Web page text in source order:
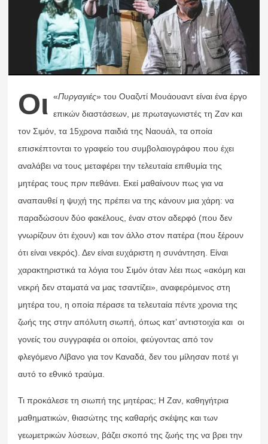
Οι «Πυργαγιές» του Ουαζντί Μουάουαντ είναι ένα έργο
επικών διαστάσεων, με πρωταγωνιστές τη Ζαν και
τον Σιμόν, τα 15χρονα παιδιά της Ναουάλ, τα οποία
επισκέπτονται το γραφείο του συμβολαιογράφου που έχει
αναλάβει να τους μεταφέρει την τελευταία επιθυμία της
μητέρας τους πριν πεθάνει. Εκεί μαθαίνουν πως για να
αναπαυθεί η ψυχή της πρέπει να της κάνουν μια χάρη: να
παραδώσουν δύο φακέλους, έναν στον αδερφό (που δεν
γνωρίζουν ότι έχουν) και τον άλλο στον πατέρα (που ξέρουν
ότι είναι νεκρός). Δεν είναι ευχάριστη η συνάντηση. Είναι
χαρακτηριστικά τα λόγια του Σιμόν όταν λέει πως «ακόμη και
νεκρή δεν σταματά να μας τσαντίζει», αναφερόμενος στη
μητέρα του, η οποία πέρασε τα τελευταία πέντε χρονια της
ζωής της στην απόλυτη σιωπή, όπως κατ’ αντιστοιχία και οι
γονείς του συγγραφέα οι οποίοι, φεύγοντας από τον
φλεγόμενο Λίβανο για τον Καναδά, δεν του μίλησαν ποτέ γι
αυτό το εθνικό τραύμα.
Τι προκάλεσε τη σιωπή της μητέρας; Η Ζαν, καθηγήτρια
μαθηματικών, θιασώτης της καθαρής σκέψης και των
γεωμετρικών λύσεων, βάζει σκοπό της ζωής της να βρει την